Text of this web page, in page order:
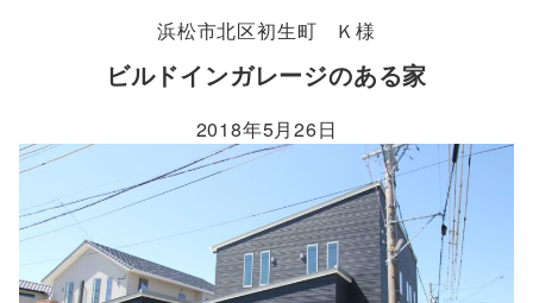
浜松市北区初生町 Ｋ様
ビルドインガレージのある家
2018年5月26日